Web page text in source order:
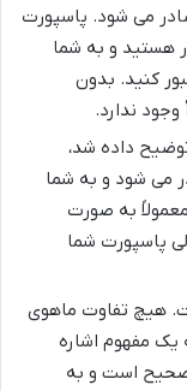
می شود. پاسپورت
هستید و به شما
کنید. بدون
وجود ندارد.
داده شد،
می شود و به شما
به صورت
پاسپورت شما
هیچ تفاوت ماهوی
یک مفهوم اشاره
صحیح است و به